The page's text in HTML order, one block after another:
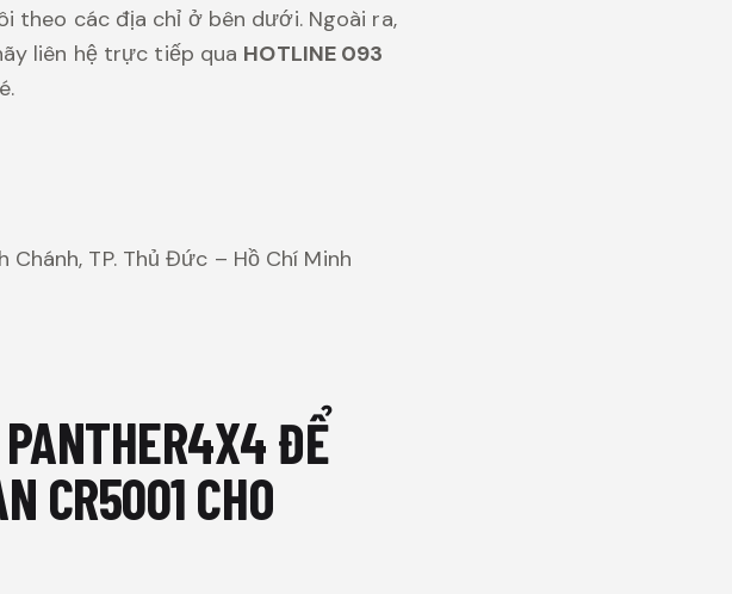
theo các địa chỉ ở bên dưới. Ngoài ra,
liên hệ trực tiếp qua HOTLINE 093
Chánh, TP. Thủ Đức – Hồ Chí Minh
ĐỂ
CR5001 CHO